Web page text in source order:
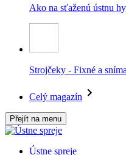
Ako na sťaženú ústnu
Strojčeky - Fixné a
Celý magazín
Přejít na menu
Ústne spreje